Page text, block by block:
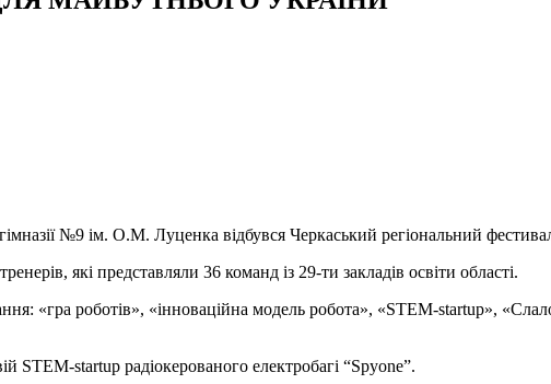
гімназії №9 ім. О.М. Луценка відбувся Черкаський регіональний
які представляли 36 команд із 29-ти закладів освіти області.
«гра роботів», «інноваційна модель робота», «STEM-startup»,
STEM-startup радіокерованого електробагі “Spyone”.